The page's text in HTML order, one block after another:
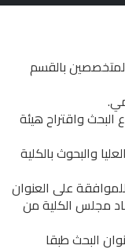
بالقسم
واقتراح هيئة
والبحوث بالكلية
على العنوان
مجلس الكلية من
عدد (2) إطار بعنوان البحث طبقا